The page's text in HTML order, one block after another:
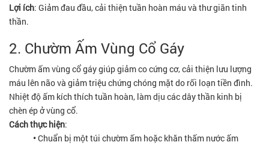
Lợi ích: Giảm đau đầu, cải thiện tuần hoàn máu và thư giãn tinh
thần.
2. Chườm Ấm Vùng Cổ Gáy
Chườm ấm vùng cổ gáy giúp giảm co cứng cơ, cải thiện lưu lượng
máu lên não và giảm triệu chứng chóng mặt do rối loạn tiền đình.
Nhiệt độ ấm kích thích tuần hoàn, làm dịu các dây thần kinh bị
chèn ép ở vùng cổ.
Cách thực hiện:
•Chuẩn bị một túi chườm ấm hoặc khăn thấm nước ấm